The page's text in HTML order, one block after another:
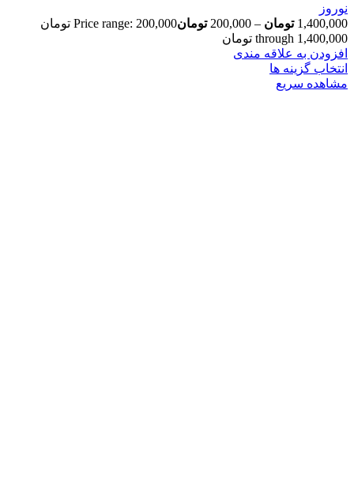
نوروز
1,400,000 تومان –
200,000 تومان
Price range: 200,000 تومان
through 1,400,000 تومان
افزودن به علاقه مندی
انتخاب گزینه ها
مشاهده سریع